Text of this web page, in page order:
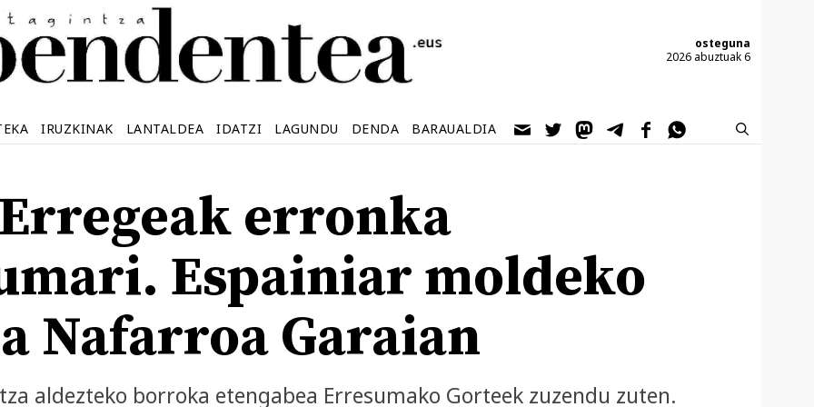
osteguna
2026 abuztuak 6
IRUZKINAK LANTALDEA IDATZI LAGUNDU DENDA BARAUALDIA
erronka
Espainiar moldeko
Nafarroa Garaian
aldezteko borroka etengabea Erresumako Gorteek zuzendu zuten.